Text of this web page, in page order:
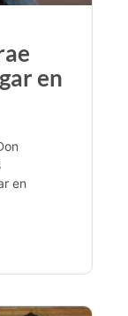
en
en